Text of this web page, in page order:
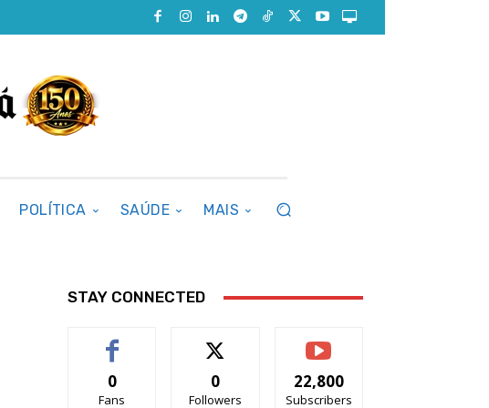
POLÍTICA SAÚDE MAIS
STAY CONNECTED
0
Fans
0
Followers
22,800
Subscribers